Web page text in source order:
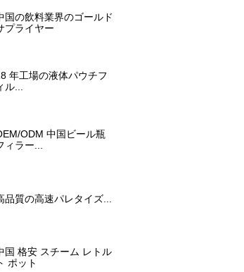
国の飲料業界のゴールド
プライヤー
年工場の液体パウチフ
ル...
ODM 中国ビール瓶
ィラー...
品質の高速パレタイズ...
国 格安 スチーム レトル
ポット